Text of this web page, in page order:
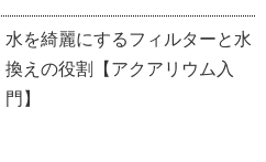
水を綺麗にするフィルターと水
換えの役割【アクアリウム入
門】